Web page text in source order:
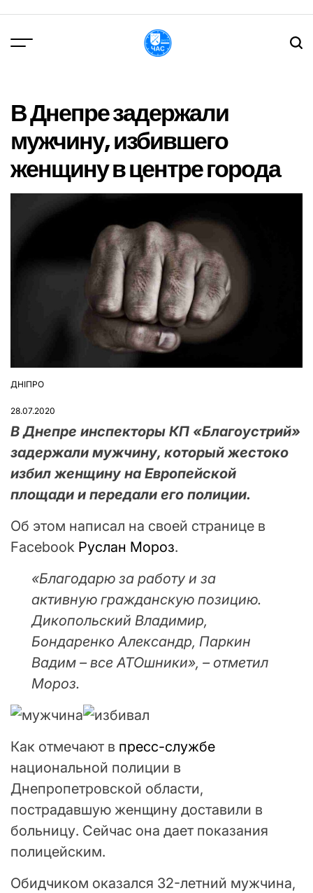
вмісту
В Днепре задержали
мужчину, избившего
женщину в центре города
ОПУБЛІКУВАТИ
ДНІПРО
28.07.2020
В Днепре инспекторы КП «Благоустрий»
задержали мужчину, который жестоко
избил женщину на Европейской
площади и передали его полиции.
Об этом написал на своей странице в
Facebook Руслан Мороз.
«Благодарю за работу и за
активную гражданскую позицию.
Дикопольский Владимир,
Бондаренко Александр, Паркин
Вадим – все АТОшники», – отметил
Мороз.
Как отмечают в пресс-службе
национальной полиции в
Днепропетровской области,
пострадавшую женщину доставили в
больницу. Сейчас она дает показания
полицейским.
Обидчиком оказался 32-летний мужчина,